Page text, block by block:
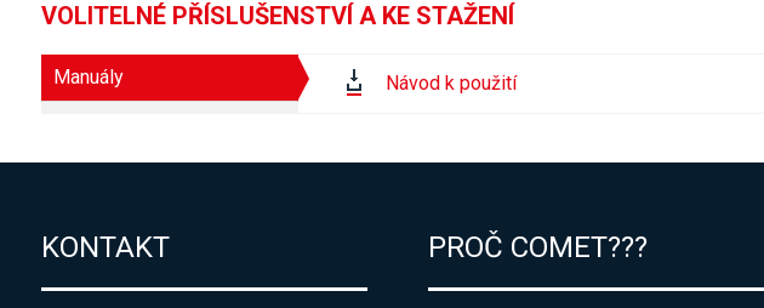
VOLITELNÉ PŘÍSLUŠENSTVÍ A KE STAŽENÍ
Manuály Návod k použití
KONTAKT PROČ COMET???